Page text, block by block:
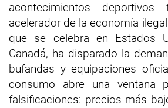
acontecimientos deportivos
acelerador de la economía
que se celebra en Estados
Canadá, ha disparado la
bufandas y equipaciones
consumo abre una ventana
falsificaciones: precios más